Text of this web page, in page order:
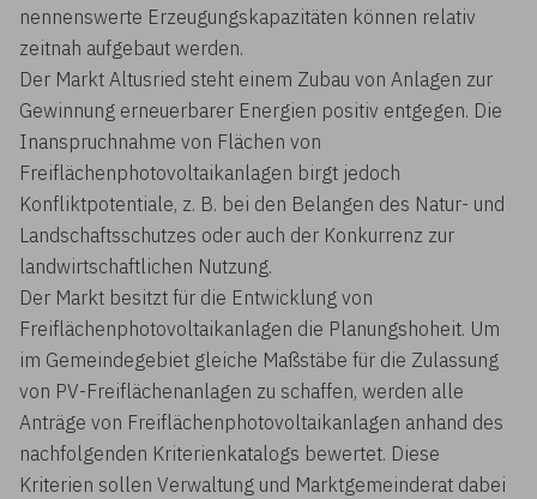
nennenswerte Erzeugungskapazitäten können relativ
zeitnah aufgebaut werden.
Der Markt Altusried steht einem Zubau von Anlagen zur
Gewinnung erneuerbarer Energien positiv entgegen. Die
Inanspruchnahme von Flächen von
Freiflächenphotovoltaikanlagen birgt jedoch
Konfliktpotentiale, z. B. bei den Belangen des Natur- und
Landschaftsschutzes oder auch der Konkurrenz zur
landwirtschaftlichen Nutzung.
Der Markt besitzt für die Entwicklung von
Freiflächenphotovoltaikanlagen die Planungshoheit. Um
im Gemeindegebiet gleiche Maßstäbe für die Zulassung
von PV-Freiflächenanlagen zu schaffen, werden alle
Anträge von Freiflächenphotovoltaikanlagen anhand des
nachfolgenden Kriterienkatalogs bewertet. Diese
Kriterien sollen Verwaltung und Marktgemeinderat dabei